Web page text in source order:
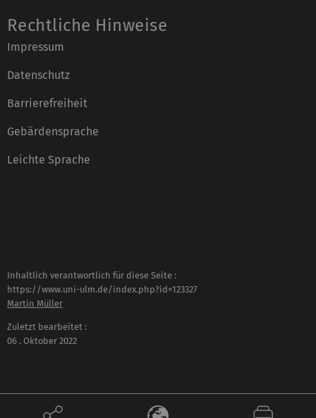
Rechtliche Hinweise
Impressum
Datenschutz
Barrierefreiheit
Gebärdensprache
Leichte Sprache
Inhaltlich verantwortlich für diese Seite :
https://www.uni-ulm.de/index.php?id=123327
Martin Müller
Zuletzt bearbeitet :
06 . Oktober 2022